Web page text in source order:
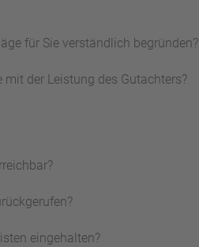
für Sie verständlich begründen?
mit der Leistung des Gutachters?
eingehalten?